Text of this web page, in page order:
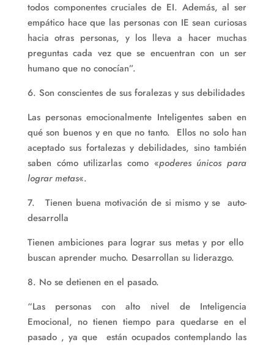
todos componentes cruciales de EI. Además, al ser
empático hace que las personas con IE sean curiosas
hacia otras personas, y los lleva a hacer muchas
preguntas cada vez que se encuentran con un ser
humano que no conocían”.
6. Son conscientes de sus foralezas y sus debilidades
Las personas emocionalmente Inteligentes saben en
qué son buenos y en que no tanto. Ellos no solo han
aceptado sus fortalezas y debilidades, sino también
saben cómo utilizarlas como «poderes únicos para
lograr metas«.
7. Tienen buena motivación de si mismo y se auto-
desarrolla
Tienen ambiciones para lograr sus metas y por ello
buscan aprender mucho. Desarrollan su liderazgo.
8. No se detienen en el pasado.
“Las personas con alto nivel de Inteligencia
Emocional, no tienen tiempo para quedarse en el
pasado , ya que están ocupados contemplando las